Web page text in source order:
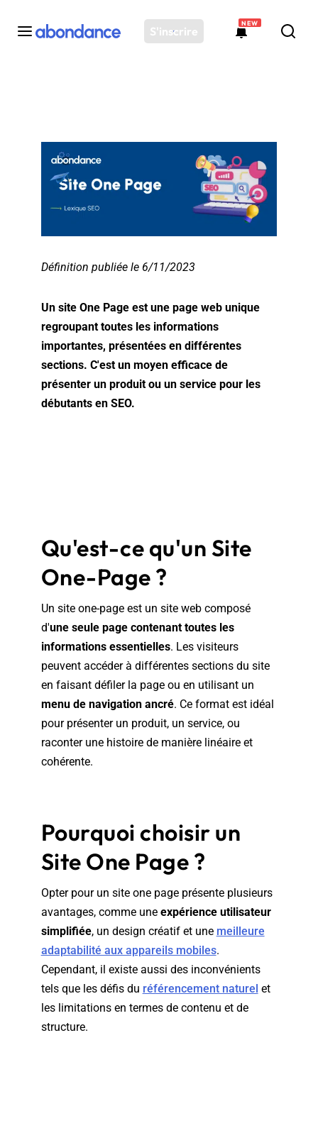
S'inscrire
NEW
Solutions
Définition publiée le 6/11/2023
Un site One Page est une page web unique
regroupant toutes les informations
importantes, présentées en différentes
sections. C'est un moyen efficace de
présenter un produit ou un service pour les
débutants en SEO.
Qu'est-ce qu'un Site
One-Page ?
Un site one-page est un site web composé
d'une seule page contenant toutes les
informations essentielles. Les visiteurs
peuvent accéder à différentes sections du site
en faisant défiler la page ou en utilisant un
menu de navigation ancré. Ce format est idéal
pour présenter un produit, un service, ou
raconter une histoire de manière linéaire et
cohérente.
Pourquoi choisir un
Site One Page ?
Opter pour un site one page présente plusieurs
avantages, comme une expérience utilisateur
simplifiée, un design créatif et une meilleure
adaptabilité aux appareils mobiles.
Cependant, il existe aussi des inconvénients
tels que les défis du référencement naturel et
les limitations en termes de contenu et de
structure.